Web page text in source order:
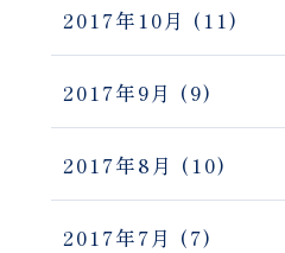
2017年10月 (11)
2017年9月 (9)
2017年8月 (10)
2017年7月 (7)